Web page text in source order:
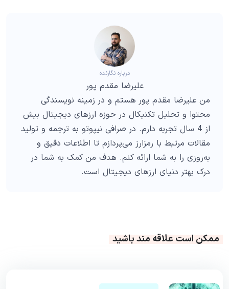
درباره نگارنده
علیرضا مقدم پور
من علیرضا مقدم پور هستم و در زمینه نویسندگی
محتوا و تحلیل تکنیکال در حوزه ارزهای دیجیتال بیش
از 4 سال تجربه دارم. در صرافی نیپوتو به ترجمه و تولید
مقالات مرتبط با رمزارز می‌پردازم تا اطلاعات دقیق و
به‌روزی را به شما ارائه کنم. هدف من کمک به شما در
درک بهتر دنیای ارزهای دیجیتال است.
ممکن است علاقه مند باشید